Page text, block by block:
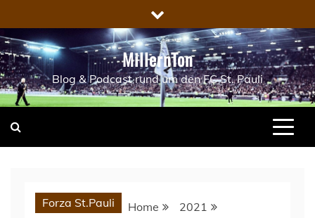
to
content
MillernTon
Blog & Podcast rund um den FC St. Pauli
Forza St.Pauli Home
2021